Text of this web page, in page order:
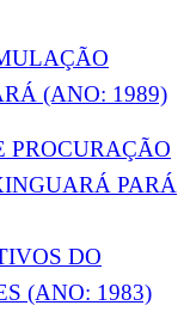
(ANO: 1989)
PROCURAÇÃO
PARÁ
DO
(ANO: 1983)